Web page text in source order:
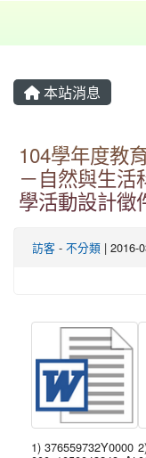
本站消息
104學年度教
－自然與生活
學活動設計徵
訪客 - 不分類 | 2016-
1) 376559732Y0000